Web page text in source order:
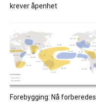
krever åpenhet
Forebygging: Nå forberedes